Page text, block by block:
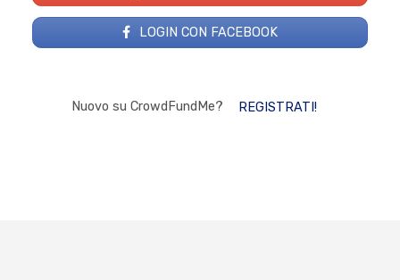
LOGIN CON FACEBOOK
Nuovo su CrowdFundMe? REGISTRATI!